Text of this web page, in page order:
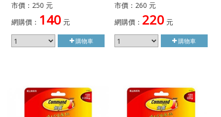
市價：250 元
網購價： 140 元
購物車
市價：260 元
網購價： 220元
購物車